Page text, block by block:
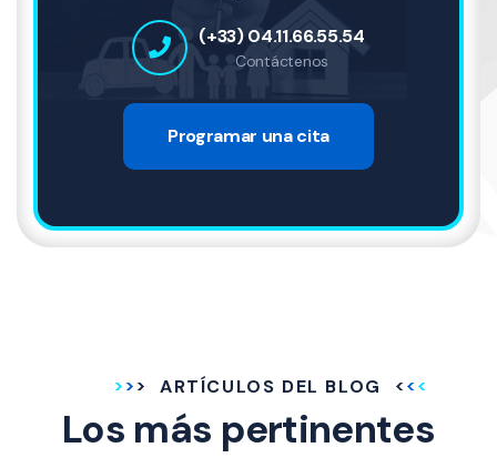
(+33) 04.11.66.55.54
Contáctenos
Programar una cita
ARTÍCULOS DEL BLOG
Los más pertinentes